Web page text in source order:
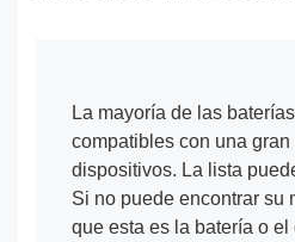
La mayoría de las
compatibles con una
dispositivos. La lista
Si no puede encontrar su
que esta es la batería o